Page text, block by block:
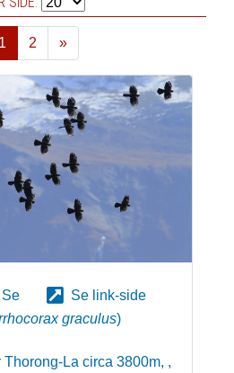
1 2
»
Næste
Se
Se link-side
graculus)
Thorong-La circa 3800m, ,